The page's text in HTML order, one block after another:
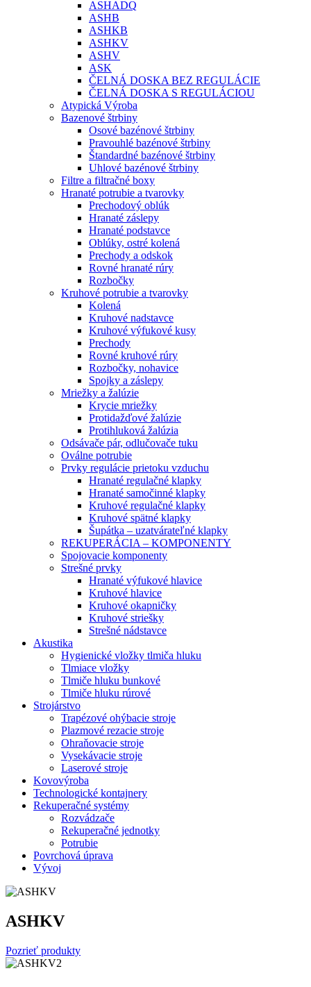
ASHADQ
ASHB
ASHKB
ASHKV
ASHV
ASK
ČELNÁ DOSKA BEZ REGULÁCIE
ČELNÁ DOSKA S REGULÁCIOU
Atypická Výroba
Bazenové štrbiny
Osové bazénové štrbiny
Pravouhlé bazénové štrbiny
Štandardné bazénové štrbiny
Uhlové bazénové štrbiny
Filtre a filtračné boxy
Hranaté potrubie a tvarovky
Prechodový oblúk
Hranaté záslepy
Hranaté podstavce
Oblúky, ostré kolená
Prechody a odskok
Rovné hranaté rúry
Rozbočky
Kruhové potrubie a tvarovky
Kolená
Kruhové nadstavce
Kruhové výfukové kusy
Prechody
Rovné kruhové rúry
Rozbočky, nohavice
Spojky a záslepy
Mriežky a žalúzie
Krycie mriežky
Protidažďové žalúzie
Protihluková žalúzia
Odsávače pár, odlučovače tuku
Oválne potrubie
Prvky regulácie prietoku vzduchu
Hranaté regulačné klapky
Hranaté samočinné klapky
Kruhové regulačné klapky
Kruhové spätné klapky
Šupátka – uzatvárateľné klapky
REKUPERÁCIA – KOMPONENTY
Spojovacie komponenty
Strešné prvky
Hranaté výfukové hlavice
Kruhové hlavice
Kruhové okapničky
Kruhové striešky
Strešné nádstavce
Akustika
Hygienické vložky tlmiča hluku
Tlmiace vložky
Tlmiče hluku bunkové
Tlmiče hluku rúrové
Strojárstvo
Trapézové ohýbacie stroje
Plazmové rezacie stroje
Ohraňovacie stroje
Vysekávacie stroje
Laserové stroje
Kovovýroba
Technologické kontajnery
Rekuperačné systémy
Rozvádzače
Rekuperačné jednotky
Potrubie
Povrchová úprava
Vývoj
ASHKV
Pozrieť produkty